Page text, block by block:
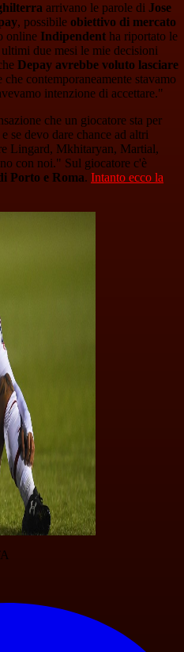
arrivano le parole di Jose
, possibile obiettivo di mercato
online Indipendent ha riportato le
due mesi le mie decisioni
Depay avrebbe voluto lasciare
che contemporaneamente stavamo
intenzione di accettare."
che un giocatore sta per
se devo dare chance ad altri
Lingard, Mkhitaryan, Martial,
con noi." Sul giocatore c'è
Porto e Roma. Intanto ecco la